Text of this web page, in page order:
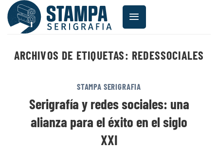
Saltar
al
ARCHIVOS DE ETIQUETAS: REDESSOCIALES
STAMPA SERIGRAFIA
Serigrafía y redes sociales: una
alianza para el éxito en el siglo
XXI